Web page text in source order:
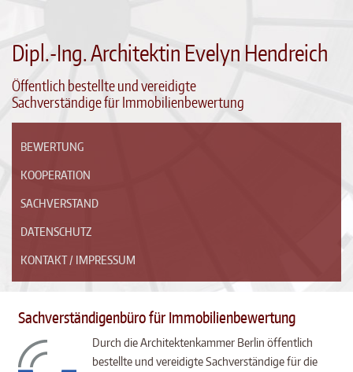
Dipl.-Ing. Architektin Evelyn Hendreich
Öffentlich bestellte und vereidigte
Sachverständige für Immobilienbewertung
BEWERTUNG
KOOPERATION
SACHVERSTAND
DATENSCHUTZ
KONTAKT / IMPRESSUM
Sachverständigenbüro für Immobilienbewertung
Durch die Architektenkammer Berlin öffentlich
bestellte und vereidigte Sachverständige für die